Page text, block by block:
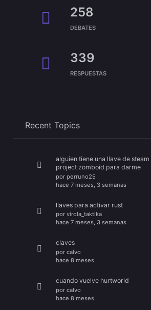
258
DEBATES
339
RESPUESTAS
Recent Topics
alguien tiene una llave de
project zomboid para darme
por perruno25
hace 7 meses, 3 semanas
llaves para activar rust
por virola_taktika
hace 7 meses, 3 semanas
claves
por calvo
hace 8 meses
cuando vuelve hurtworld
por calvo
hace 8 meses